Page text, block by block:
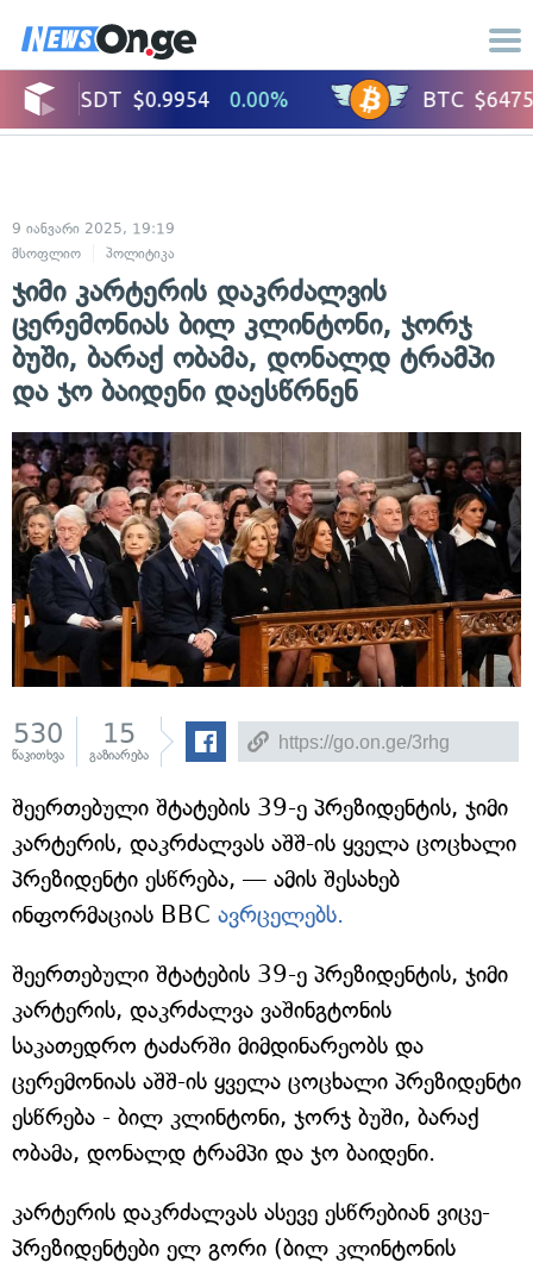
9 იანვარი 2025, 19:19
მსოფლიო
პოლიტიკა
ჯიმი კარტერის დაკრძალვის
ცერემონიას ბილ კლინტონი, ჯორჯ
ბუში, ბარაქ ობამა, დონალდ ტრამპი
და ჯო ბაიდენი დაესწრნენ
530
წაკითხვა
15
გაზიარება
შეერთებული შტატების 39-ე პრეზიდენტის, ჯიმი
კარტერის, დაკრძალვას აშშ-ის ყველა ცოცხალი
პრეზიდენტი ესწრება, — ამის შესახებ
ინფორმაციას BBC ავრცელებს.
შეერთებული შტატების 39-ე პრეზიდენტის, ჯიმი
კარტერის, დაკრძალვა ვაშინგტონის
საკათედრო ტაძარში მიმდინარეობს და
ცერემონიას აშშ-ის ყველა ცოცხალი პრეზიდენტი
ესწრება - ბილ კლინტონი, ჯორჯ ბუში, ბარაქ
ობამა, დონალდ ტრამპი და ჯო ბაიდენი.
კარტერის დაკრძალვას ასევე ესწრებიან ვიცე-
პრეზიდენტები ელ გორი (ბილ კლინტონის